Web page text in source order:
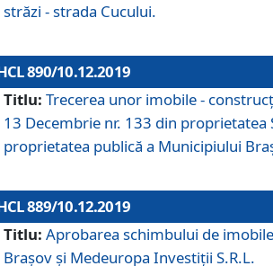
străzi - strada Cucului.
890/10.12.2019
Titlu: Trecerea unor imobile -
13 Decembrie nr. 133 din proprietatea
proprietatea publică a Municipiului
889/10.12.2019
Titlu: Aprobarea schimbului de
Brașov și Medeuropa Investiții S.R.L.